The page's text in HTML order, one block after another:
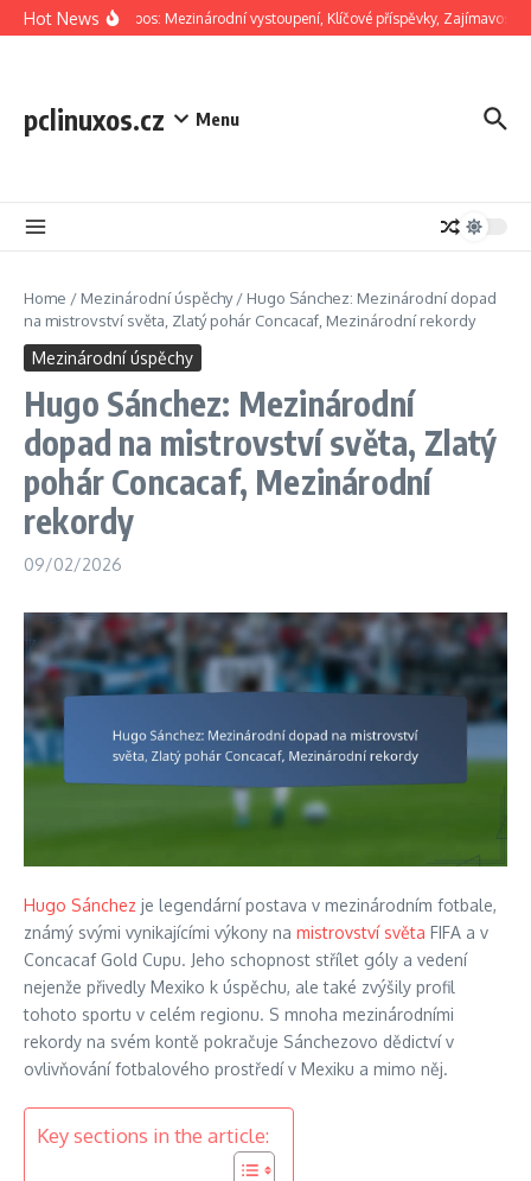
Skip to content
Hot News
Jorge Campos: Mezinárodní vystoupení, Klíčové příspěvky, Zajímavosti z
pclinuxos.cz Menu
Home / Mezinárodní úspěchy/ Hugo Sánchez: Mezinárodní dopad
na mistrovství světa, Zlatý pohár Concacaf, Mezinárodní rekordy
Mezinárodní úspěchy
Hugo Sánchez: Mezinárodní
dopad na mistrovství světa, Zlatý
pohár Concacaf, Mezinárodní
rekordy
09/02/2026
Hugo Sánchez je legendární postava v mezinárodním fotbale,
známý svými vynikajícími výkony na mistrovství světa FIFA a v
Concacaf Gold Cupu. Jeho schopnost střílet góly a vedení
nejenže přivedly Mexiko k úspěchu, ale také zvýšily profil
tohoto sportu v celém regionu. S mnoha mezinárodními
rekordy na svém kontě pokračuje Sánchezovo dědictví v
ovlivňování fotbalového prostředí v Mexiku a mimo něj.
Key sections in the article: